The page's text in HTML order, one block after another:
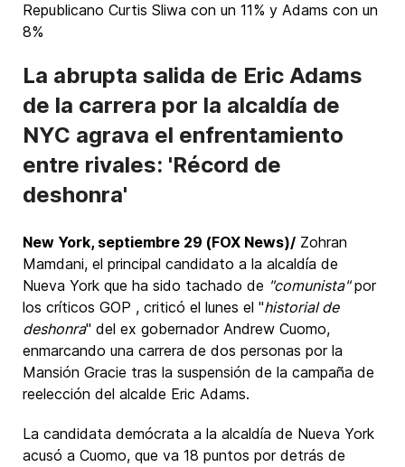
Republicano Curtis Sliwa con un 11% y Adams con un
8%
La abrupta salida de Eric Adams
de la carrera por la alcaldía de
NYC agrava el enfrentamiento
entre rivales: 'Récord de
deshonra'
New York, septiembre 29 (FOX News)/ Zohran
Mamdani, el principal candidato a la alcaldía de
Nueva York que ha sido tachado de "comunista"por
los críticos GOP , criticó el lunes el "historial de
deshonra" del ex gobernador Andrew Cuomo,
enmarcando una carrera de dos personas por la
Mansión Gracie tras la suspensión de la campaña de
reelección del alcalde Eric Adams.
La candidata demócrata a la alcaldía de Nueva York
acusó a Cuomo, que va 18 puntos por detrás de